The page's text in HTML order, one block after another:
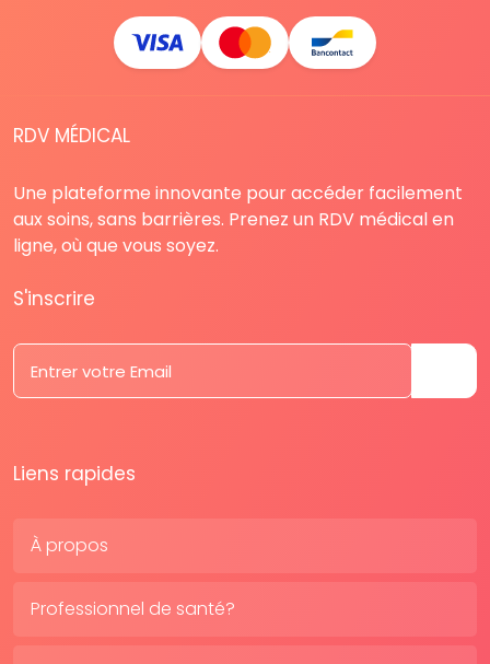
RDV MÉDICAL
Une plateforme innovante pour accéder facilement
aux soins, sans barrières. Prenez un RDV médical en
ligne, où que vous soyez.
S'inscrire
Liens rapides
À propos
Professionnel de santé?